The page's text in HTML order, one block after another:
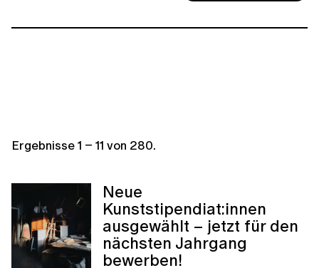
Ergebnisse1 – 11 von 280.
Neue
Kunststipendiat:innen
ausgewählt – jetzt für den
nächsten Jahrgang
bewerben!